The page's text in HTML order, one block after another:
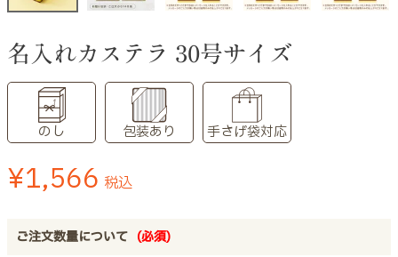
名入れカステラ 30号サイズ
のし 包装あり 手さげ袋対応
¥1,566 税込
ご注文数量について (必須)